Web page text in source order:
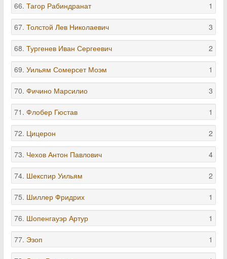
66. Тагор Рабиндранат 1
67. Толстой Лев Николаевич 3
68. Тургенев Иван Сергеевич 2
69. Уильям Сомерсет Моэм 1
70. Фичино Марсилио 3
71. Флобер Гюстав 1
72. Цицерон 2
73. Чехов Антон Павлович 4
74. Шекспир Уильям 2
75. Шиллер Фридрих 1
76. Шопенгауэр Артур 1
77. Эзоп 1